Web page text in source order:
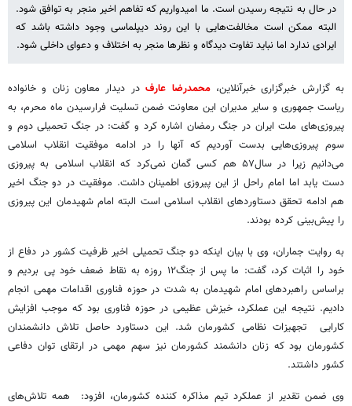
در حال به نتیجه رسیدن است. ما امیدواریم که تفاهم اخیر منجر به توافق شود.
البته ممکن است مخالفت‌هایی با این روند دیپلماسی وجود داشته باشد که
ایرادی ندارد اما نباید تفاوت دیدگاه و نظرها منجر به اختلاف و دعوای داخلی شود.
به گزارش خبرگزاری خبرآنلاین،محمدرضا عارفدر دیدار معاون زنان و خانواده
ریاست جمهوری و سایر مدیران این معاونت ضمن تسلیت فرارسیدن ماه محرم، به
پیروزی‌های ملت ایران در جنگ رمضان اشاره کرد و گفت: در جنگ تحمیلی دوم و
سوم پیروزی‌هایی بدست آوردیم که آنها را در ادامه موفقیت انقلاب اسلامی
می‌دانیم زیرا در سال۵۷ هم کسی گمان نمی‌کرد که انقلاب اسلامی به پیروزی
دست یابد اما امام راحل از این پیروزی اطمینان داشت. موفقیت در دو جنگ اخیر
هم ادامه تحقق دستاوردهای انقلاب اسلامی است البته امام شهیدمان این پیروزی
را پیش‌بینی کرده بودند.
به روایت جماران، وی با بیان اینکه دو جنگ تحمیلی اخیر ظرفیت کشور در دفاع از
خود را اثبات کرد، گفت: ما پس از جنگ۱۲ روزه به نقاط ضعف خود پی بردیم و
براساس راهبردهای امام شهیدمان به شدت در حوزه فناوری اقدامات مهمی انجام
دادیم. نتیجه این عملکرد، خیزش عظیمی در حوزه فناوری بود که موجب افزایش
کارایی تجهیزات نظامی کشورمان شد. این دستاورد حاصل تلاش دانشمندان
کشورمان بود که زنان دانشمند کشورمان نیز سهم مهمی در ارتقای توان دفاعی
کشور داشتند.
وی ضمن تقدیر از عملکرد تیم مذاکره کننده کشورمان، افزود: همه تلاش‌های